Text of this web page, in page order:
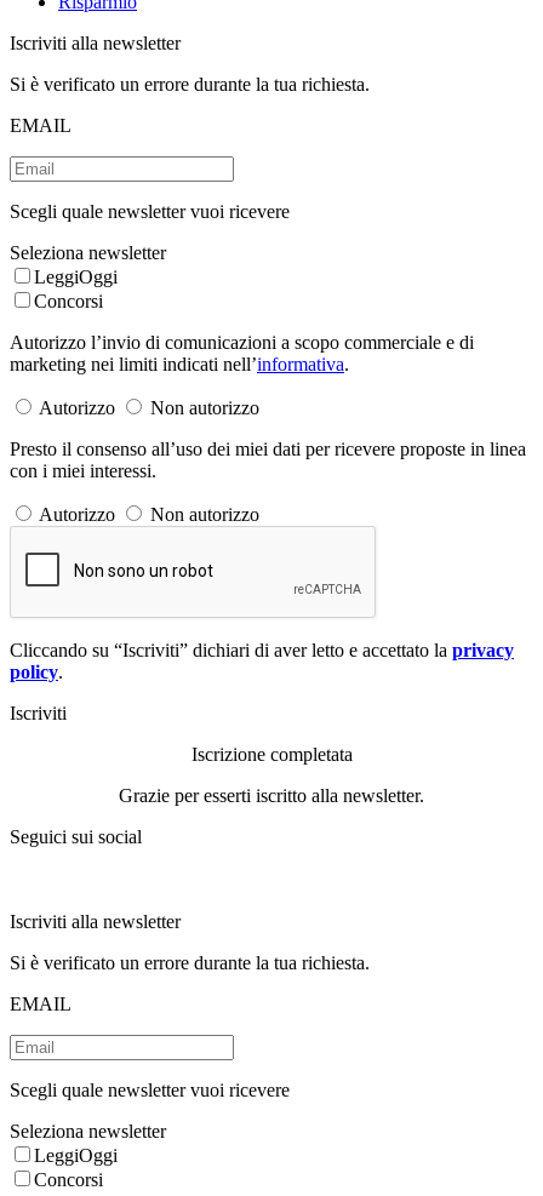
Iscriviti alla newsletter
Si è verificato un errore durante la tua richiesta.
EMAIL
Scegli quale newsletter vuoi ricevere
Seleziona newsletter
LeggiOggi
Concorsi
Autorizzo l’invio di comunicazioni a scopo commerciale e di
marketing nei limiti indicati nell’informativa.
Autorizzo
Non autorizzo
Presto il consenso all’uso dei miei dati per ricevere proposte in linea
con i miei interessi.
Autorizzo Non autorizzo
Cliccando su “Iscriviti” dichiari di aver letto e accettato la privacy
policy.
Iscriviti
Iscrizione completata
Grazie per esserti iscritto alla newsletter.
Seguici sui social
Iscriviti alla newsletter
Si è verificato un errore durante la tua richiesta.
EMAIL
Scegli quale newsletter vuoi ricevere
Seleziona newsletter
LeggiOggi
Concorsi